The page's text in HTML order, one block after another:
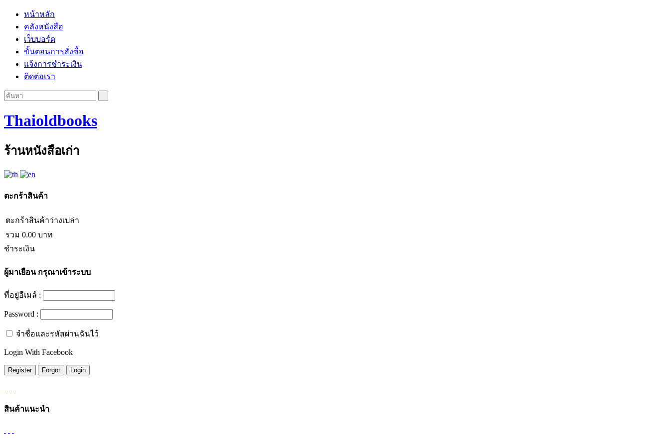
หน้าหลัก
คลังหนังสือ
เว็บบอร์ด
ขั้นตอนการสั่งซื้อ
แจ้งการชำระเงิน
ติดต่อเรา
Thaioldbooks
ร้านหนังสือเก่า
ตะกร้าสินค้า
ตะกร้าสินค้าว่างเปล่า
รวม 0.00 บาท
ชำระเงิน
ผู้มาเยือนกรุณาเข้าระบบ
ที่อยู่อีเมล์ :
Password :
จำชื่อและรหัสผ่านฉันไว้
Login With Facebook
สินค้าแนะนำ